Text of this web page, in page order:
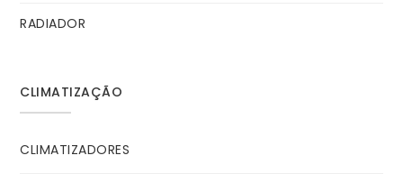
RADIADOR
CLIMATIZAÇÃO
CLIMATIZADORES